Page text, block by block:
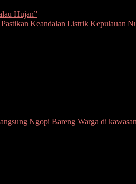
Hujan”
Keandalan Listrik Kepulauan
Ngopi Bareng Warga di